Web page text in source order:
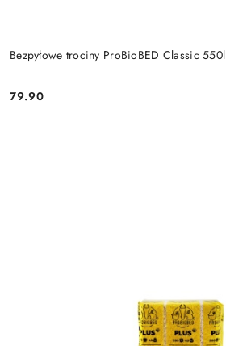
Bezpyłowe trociny ProBioBED Classic 550l
Cena:
79.90